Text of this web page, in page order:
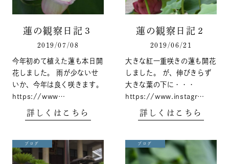
蓮の観察日記３
2019/07/08
今年初めて植えた蓮も本日開
花しました。 雨が少ないせ
いか、今年は良く咲きます。
https://www…
詳しくはこちら
蓮の観察日記２
2019/06/21
大きな紅一重咲きの蓮も開花
しました。 が、伸びきらず
大きな葉の下に・・・
https://www.instagr…
詳しくはこちら
ブログ ブログ